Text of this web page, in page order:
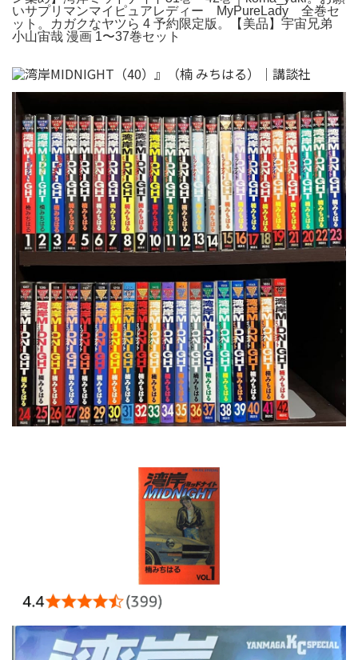
いサプリマンマイピュアレディー MyPureLady 全巻セ
ット。カガクなヤツら 4 予約限定版。【美品】宇宙兄弟
小山宙哉 漫画 1〜37巻セット